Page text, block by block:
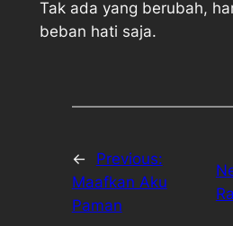
Tak ada yang berubah,
beban hati saja.
←
Previous:
Maafkan Aku
Paman